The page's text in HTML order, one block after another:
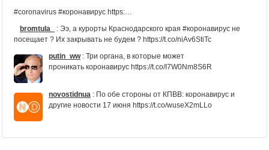
#coronavirus #коронавирус https:…
bromtula_
: Ээ, а курорты Краснодарского края #коронавирус не
посещает ? Их закрывать не будем ? https://t.co/niAv6StiTc
putin_ww: Три органа, в которые может
проникать коронавирус https://t.co/I7W0Nm8S6R
novostidnua : По обе стороны от КПВВ: коронавирус и
другие новости 17 июня https://t.co/wuseX2mLLo